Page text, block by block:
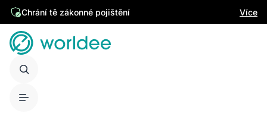
Chrání tě zákonné pojištění Více